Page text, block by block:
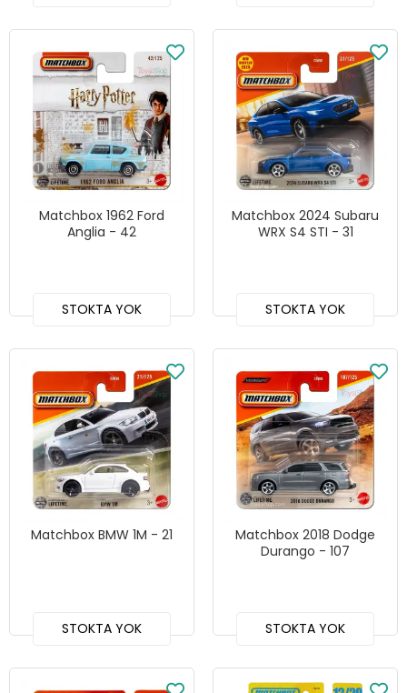
Matchbox 1962 Ford
Anglia - 42
STOKTA YOK
Matchbox 2024 Subaru
WRX S4 STI - 31
STOKTA YOK
Matchbox BMW 1M - 21
STOKTA YOK
Matchbox 2018 Dodge
Durango - 107
STOKTA YOK